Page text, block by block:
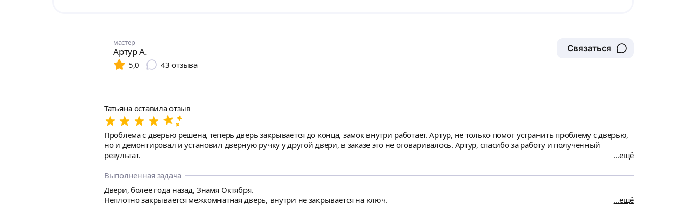
мастер
Артур А.
Связаться
5,0
43 отзыва
Татьяна оставила отзыв
Проблема с дверью решена, теперь дверь закрывается до конца, замок внутри работает. Артур, не только помог устранить проблему с дверью,
но и демонтировал и установил дверную ручку у другой двери, в заказе это не оговаривалось. Артур, спасибо за работу и полученный
результат.
ещё
Выполненная задача
Двери, более года назад, Знамя Октября.
Неплотно закрывается межкомнатная дверь, внутри не закрывается на ключ.
ещё